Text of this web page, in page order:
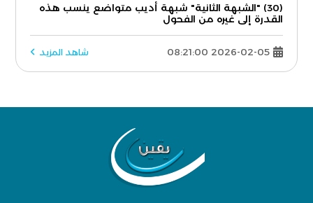
(30) "الشبهة الثانية" شبهة أديب متواضع ينسب هذه
القدرة إلى غيره من الفحول
2026-02-05 08:21:00 شاهد المزيد